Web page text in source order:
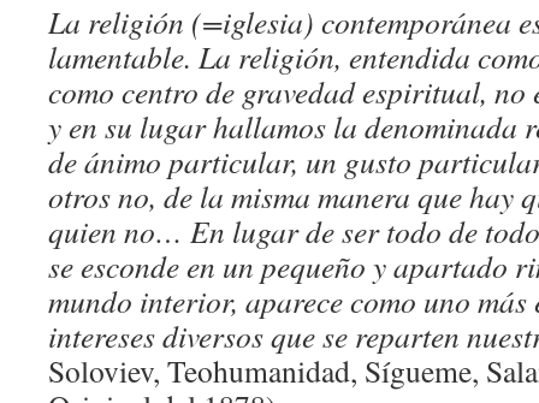
La religión (=iglesia) contemporánea
lamentable. La religión, entendida
como centro de gravedad espiritual, no
y en su lugar hallamos la denominada
de ánimo particular, un gusto
otros no, de la misma manera que hay
quien no… En lugar de ser todo de
se esconde en un pequeño y apartado
mundo interior, aparece como uno
intereses diversos que se reparten
Soloviev, Teohumanidad, Sígueme,